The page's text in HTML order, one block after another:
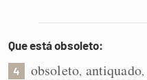
Que está obsoleto:
4 obsoleto, antiquado,